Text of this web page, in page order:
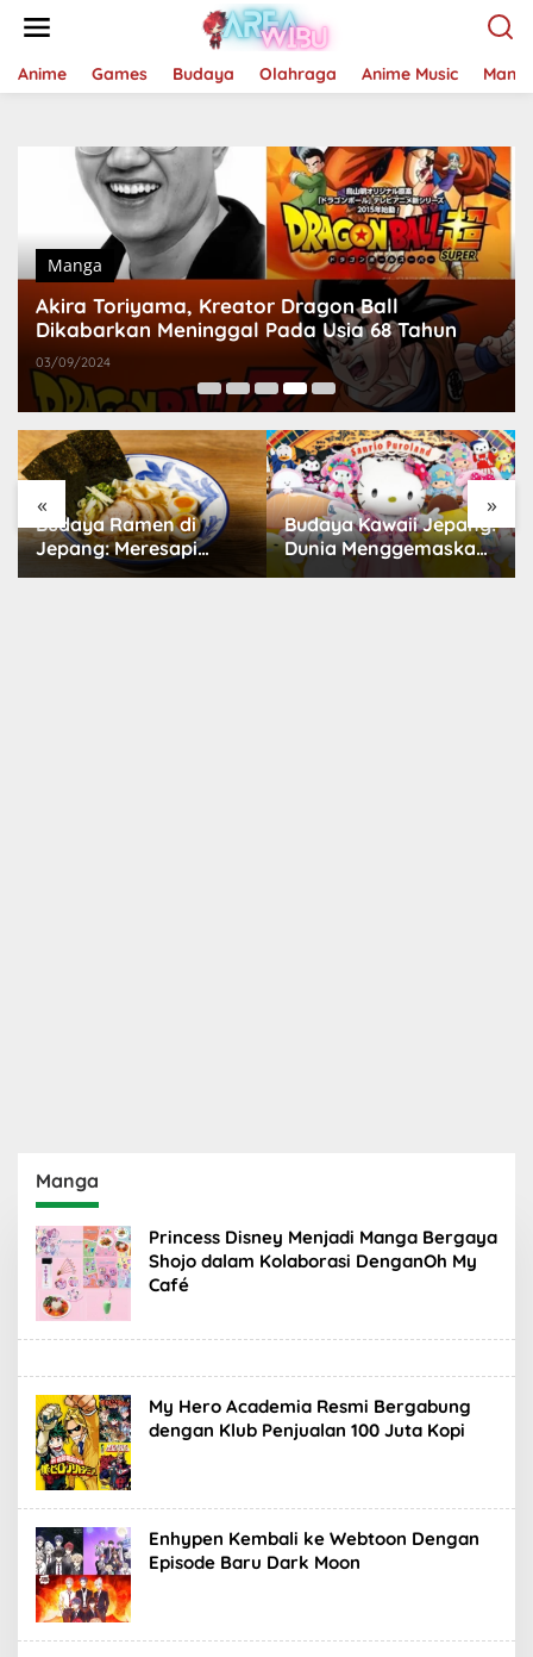
Anime Games Budaya Olahraga Anime Music
Manga
Akira Toriyama, Kreator Dragon Ball
Dikabarkan Meninggal Pada Usia 68 Tahun
03/09/2024
« »
Budaya Ramen di
Jepang: Meresapi
Tradisi Lezat
Budaya Kawaii Jepang:
Dunia Menggemaskan
yang Populer
Manga
Princess Disney Menjadi Manga Bergaya
Shojo dalam Kolaborasi DenganOh My
Café
My Hero Academia Resmi Bergabung
dengan Klub Penjualan 100 Juta Kopi
Enhypen Kembali ke Webtoon Dengan
Episode Baru Dark Moon